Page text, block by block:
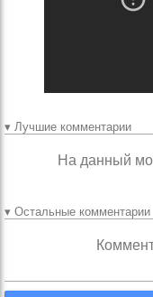
▾ Лучшие комментарии
На данный
▾ Остальные комментарии